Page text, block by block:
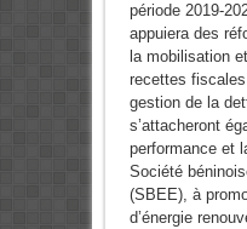
période 2019-
appuiera des
la mobilisation
recettes
gestion de la
s’attacheront
performance et
Société
(SBEE), à
d’énergie